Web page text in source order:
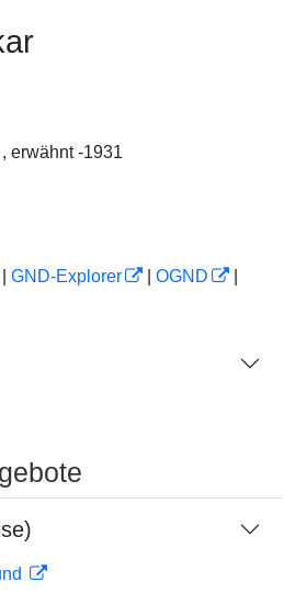
erwähnt -1931
GND-Explorer OGND